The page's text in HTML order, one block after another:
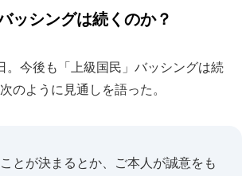
ッシングは続くのか？
今後も「上級国民」バッシングは続
のように見通しを語った。
ことが決まるとか、ご本人が誠意をも